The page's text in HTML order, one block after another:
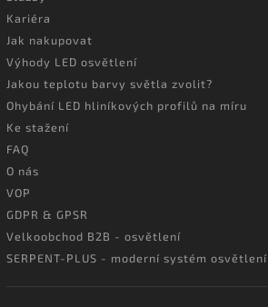
Kariéra
Jak nakupovat
Výhody LED osvětlení
Jakou teplotu barvy světla zvolit?
Ohybání LED hliníkových profilů na míru
Ke stažení
FAQ
O nás
VOP
GDPR & GPSR
Velkoobchod B2B - osvětlení
SERPENT-PLUS - moderní systém osvětlení